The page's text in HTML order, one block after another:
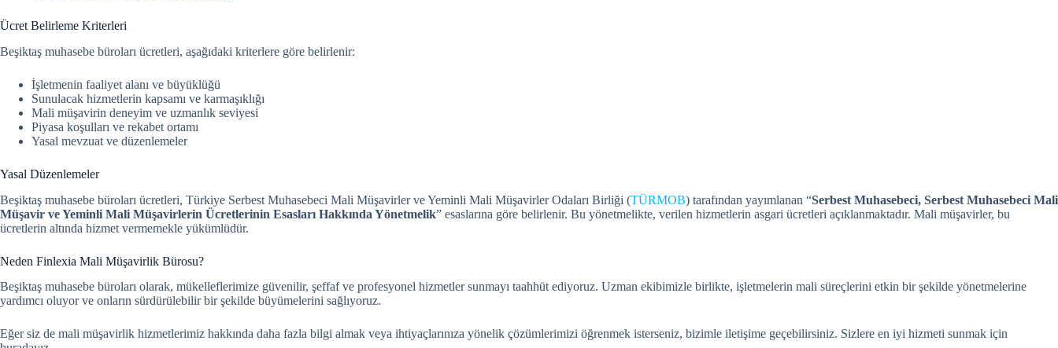
Ücret Belirleme Kriterleri
Beşiktaş muhasebe büroları ücretleri, aşağıdaki kriterlere göre belirlenir:
İşletmenin faaliyet alanı ve büyüklüğü
Sunulacak hizmetlerin kapsamı ve karmaşıklığı
Mali müşavirin deneyim ve uzmanlık seviyesi
Piyasa koşulları ve rekabet ortamı
Yasal mevzuat ve düzenlemeler
Yasal Düzenlemeler
Beşiktaş muhasebe büroları ücretleri, Türkiye Serbest Muhasebeci Mali Müşavirler ve Yeminli Mali Müşavirler Odaları Birliği (TÜRMOB) tarafından yayımlanan “Serbest Muhasebeci, Serbest Muhasebeci Mali
Müşavir ve Yeminli Mali Müşavirlerin Ücretlerinin Esasları Hakkında Yönetmelik” esaslarına göre belirlenir. Bu yönetmelikte, verilen hizmetlerin asgari ücretleri açıklanmaktadır. Mali müşavirler, bu
ücretlerin altında hizmet vermemekle yükümlüdür.
Neden Finlexia Mali Müşavirlik Bürosu?
Beşiktaş muhasebe büroları olarak, mükelleflerimize güvenilir, şeffaf ve profesyonel hizmetler sunmayı taahhüt ediyoruz. Uzman ekibimizle birlikte, işletmelerin mali süreçlerini etkin bir şekilde yönetmelerine
yardımcı oluyor ve onların sürdürülebilir bir şekilde büyümelerini sağlıyoruz.
Eğer siz de mali müşavirlik hizmetlerimiz hakkında daha fazla bilgi almak veya ihtiyaçlarınıza yönelik çözümlerimizi öğrenmek isterseniz, bizimle iletişime geçebilirsiniz. Sizlere en iyi hizmeti sunmak için